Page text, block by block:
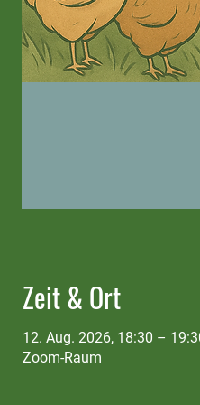
Zeit & Ort
12. Aug. 2026, 18:30 –
Zoom-Raum